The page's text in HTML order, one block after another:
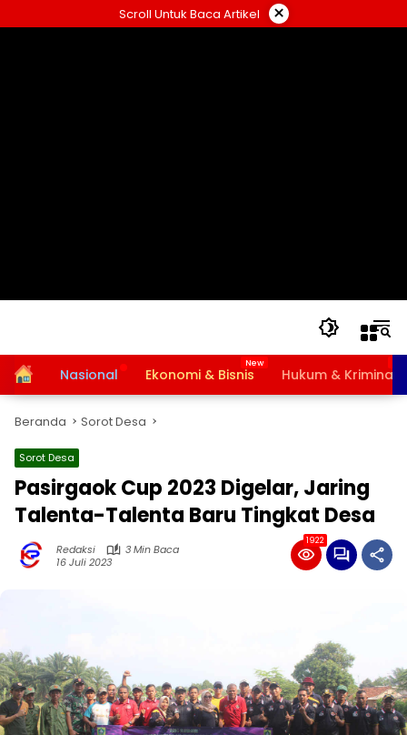
ke
Scroll Untuk Baca Artikel ×
HomeNasional Ekonomi & Bisnis Hukum & Kriminal
Beranda Sorot Desa
Sorot Desa
Pasirgaok Cup 2023 Digelar, Jaring
Talenta-Talenta Baru Tingkat Desa
Redaksi
3 Min Baca
16 Juli 2023
1922